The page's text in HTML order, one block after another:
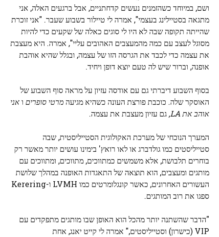
ושם, במיוחד כשהזמנים נעשים קדחתניים, אבל ברגעים האלה, אני
מתגאה בסטיילינג בעצמי", אמרה לי טיילור בשבוע שעבר. "אני זוכרת
שהייתה תקופה שבה לא היו לי סוגים כאלה של שקעים כדי להיות
מסוגל לעצב עם כמה מהמעצבים האהובים עליי", אמרה. היא מעצבת
את עצמה כדי לכבד את הגרסה הזו של עצמה, ובגלל שהיא אוהבת
אופנה, וברור שיש לה טעם יוצא דופן ויחיד.
בסוף השבוע דיברתי גם עם אודסה עזיון על מראה סוף השבוע של
האוסקר שלה. כוכבת פורצת העונה כשהיא מגיעהמרטי סופרים ואני
אוהב את LA,
גם עזיון מעצבת את עצמה.
המערך הנוכחי של מערכת האקולוגית הסטייליסטית, שבה
סטייליסטים כמו גולדברג או לאו רואץ' בימינו עושים יותר מאשר רק
בוחרים תלבושת, אלא משמשים כמתווכים, מתווכים, ומתווכים עם
מותגים ומעצבים, הוא תוצאה של התאגדות האופנה במהלך שלושת
העשורים האחרונים, כאשר קונגלומרטים כמו LVMH ו-Kerering
ספגו את רוב המותגים.
"הדבר שהשתנה יותר מהכל הוא האופן שבו מותגים מתפקדים עם
VIP (כישרון) וסטייליסטים," אמרה לי קייט יאנג, אחת